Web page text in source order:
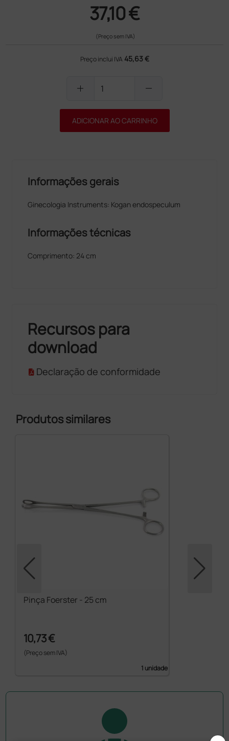
37,10 €
(Preço sem IVA)
Preço inclui IVA 45,63 €
add remove
ADICIONAR AO CARRINHO
Informações gerais
Ginecologia Instruments: Kogan endospeculum
Informações técnicas
Comprimento: 24 cm
Recursos para
download
Declaração de conformidade
Produtos similares
Pinça Foerster - 25 cm
10,73 €
(Preço sem IVA)
1 unidade